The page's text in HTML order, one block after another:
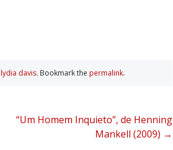
lydia davis. Bookmark the permalink.
“Um Homem Inquieto”, de Henning
Mankell (2009) →